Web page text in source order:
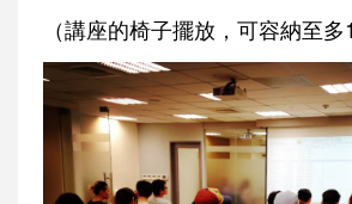
（講座的椅子擺放，可容納至多